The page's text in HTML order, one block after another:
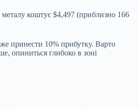
металу коштує $4,497 (приблизно 166
принести 10% прибутку. Варто
опиниться глибоко в зоні